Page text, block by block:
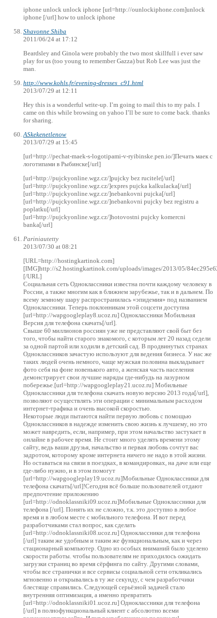
iphone unlock unlock iphone [url=http://ounlockiphone.com]unlock
iphone [/url] how to unlock iphone
Shavonne Shiba
2011/06/24 at 17:12
Beardsley and Ginola were probably the two most skillfull i ever saw
play for us (too young to remember Gazza) but Rob Lee was just the
man.
http://www.kohls.fr/evening-dresses_c91.html
2013/07/29 at 12:11
Hey this is a wonderful write-up. I’m going to mail this to my pals. I
came on this while browsing on yahoo I’ll be sure to come back. thanks
for sharing.
ASkekenetlenow
2013/07/29 at 15:45
[url=http://pechat-maek-s-logotipami-v-ryibinske.pen.io/]Печать маек с
логотипами в Рыбинске[/url]
[url=http://pujckyonline.wgz.cz/]pujcky bez rucitele[/url]
[url=http://pujckyonline.wgz.cz/]expres pujcka kalkulacka[/url]
[url=http://pujckyonline.wgz.cz/]nebankovni pujcka[/url]
[url=http://pujckyonline.wgz.cz/]nebankovni pujcky bez registru a
poplatku[/url]
[url=http://pujckyonline.wgz.cz/]hotovostni pujcky komercni
banka[/url]
Pariniautetty
2013/07/30 at 08:21
[URL=http://hostingkartinok.com]
[IMG]http://s2.hostingkartinok.com/uploads/images/2013/05/
[/URL]
Социальная сеть Одноклассники известна почти каждому человеку в
России, а также многим как в ближнем зарубежье, так и в дальнем. По
всему земному шару распространилась «эпидемия» под названием
Одноклассники. Теперь поклонникам этой соцсети доступна
[url=http://wapgoogleplay8.ucoz.ru] Одноклассники Мобильная
Версия для телефона скачать[/url].
Свыше 60 миллионов россиян уже не представляют свой быт без
того, чтобы найти старого знакомого, с которым лет 20 назад седели
за одной партой или ходили в детский сад. В продвинутых странах
Одноклассников зачастую используют для ведения бизнеса. У нас же
таких людей очень немного, чаще мужская половина выкладывает
фото себя на фоне новенького авто, а женская часть населения
демонстрирует свои лучшие наряды где-нибудь на лазурном
побережье.[url=http://wapgoogleplay21.ucoz.ru] Мобильные
Одноклассники для телефона скачать новую версию 2013 года[/url],
позволяют осуществлять эти операции с минимальным расходом
интернет-трафика и очень высокой скоростью.
Некоторые люди пытаются найти первую любовь с помощью
Одноклассников в надежде изменить свою жизнь к лучшему, но это
может навредить, если, например, при этом начальство застукает в
онлайне в рабочее время. Не стоит много уделять времени этому
сайту, ведь ваши друзья, начальство и первая любовь сочтут вас
задротом, которому кроме интернета ничего не надо в этой жизни.
Но оставаться на связи в поездках, в командировках, на даче или еще
где-либо нужно, и в этом помогут
[url=http://wapgoogleplay19.ucoz.ru]Мобильные Одноклассники для
телефона скачать[/url]!Сегодня всё больше пользователей отдают
предпочтение приложению
[url=http://odnoklassniki09.ucoz.ru]Мобильные Одноклассники для
телефона [/url]. Понять их не сложно, т.к. это доступно в любое
время и в любом месте с мобильного телефона. И вот перед
разработчиками стал вопрос, как сделать
[url=http://odnoklassniki08.ucoz.ru] Одноклассники для телефона
[/url] таким же удобным и таким же функциональным, как и через
стационарный компьютер. Одно из особых вниманий было уделено
скорости работы. чтобы пользователям не приходилось ожидать
загрузки страниц во время сёрфинга по сайту. Другими словами,
чтобы все странички и все сервисы социальной сети откликались
мгновенно и открывались в ту же секунду, с чем разработчики
блестяще справились. Следующей серьёзной задачей стало
внутренняя оптимизация, а именно превратить
[url=http://odnoklassniki01.ucoz.ru] Одноклассники для телефона
[/url] в полнофункциональный клиент с абсолютно всеми